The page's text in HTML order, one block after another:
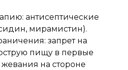
антисептические
мирамистин).
запрет на
пищу в первые
на стороне